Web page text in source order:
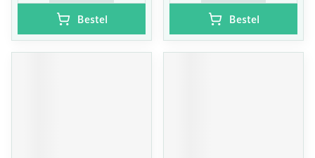
Bestel Bestel